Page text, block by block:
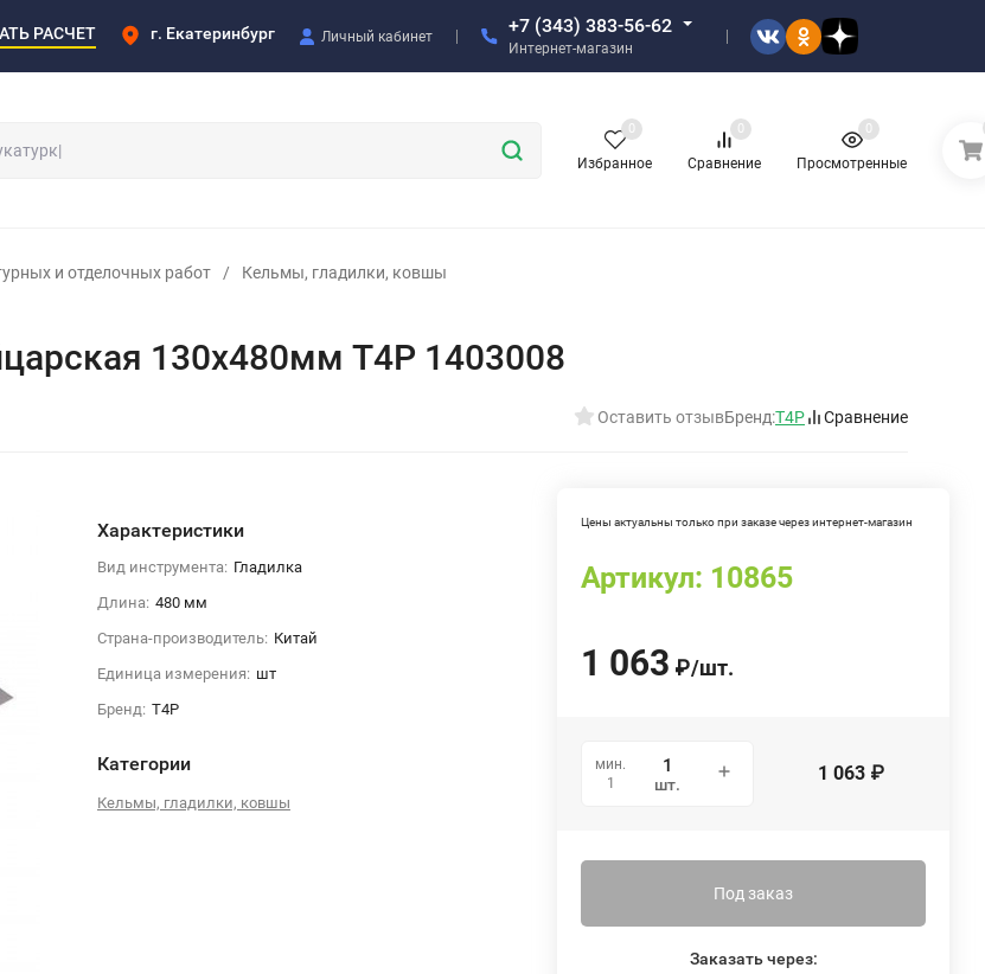
РАСЧЕТ г. Екатеринбург Личный кабинет +7 (343) 383-56-62
Интернет-магазин
Избранное
0
Сравнение
0
Просмотренные
0
и отделочных работ /
Кельмы, гладилки, ковшы
130х480мм T4P 1403008
Оставить отзывБренд:T4P Сравнение
Характеристики
Вид инструмента: Гладилка
Длина: 480 мм
Страна-производитель: Китай
Единица измерения: шт
Бренд: T4P
Категории
Кельмы, гладилки, ковшы
Цены актуальны только при заказе через интернет-магазин
Артикул: 10865
1 063 ₽/шт.
мин.
1
шт. 1 063 ₽
Под заказ
Заказать через: